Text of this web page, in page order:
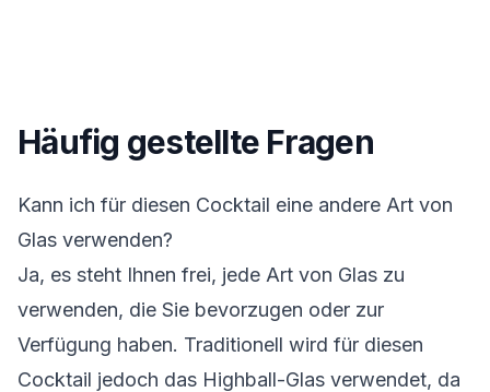
Häufig gestellte Fragen
Kann ich für diesen Cocktail eine andere Art von
Glas verwenden?
Ja, es steht Ihnen frei, jede Art von Glas zu
verwenden, die Sie bevorzugen oder zur
Verfügung haben. Traditionell wird für diesen
Cocktail jedoch das Highball-Glas verwendet, da